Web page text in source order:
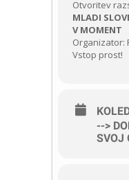
Otvoritev
MLADI
V MOMENT
Organizator:
Vstop prost!
-->
SVOJ